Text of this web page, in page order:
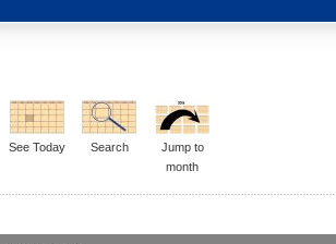
See Today Search
Jump to
month